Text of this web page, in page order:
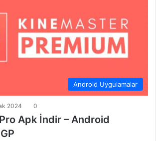
Android Uygulamalar
2024 0
Apk İndir – Android